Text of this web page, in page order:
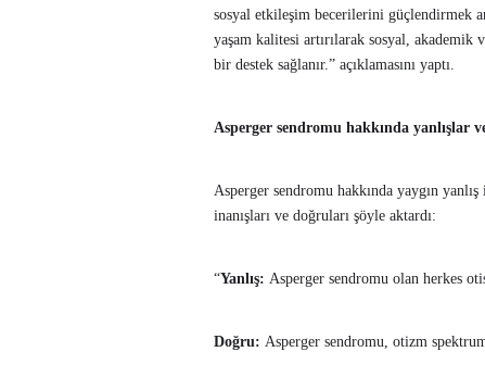
sosyal etkileşim becerilerini güçlendirmek
yaşam kalitesi artırılarak sosyal, akademik
bir destek sağlanır.” açıklamasını yaptı.
Asperger sendromu hakkında yanlışlar
Asperger sendromu hakkında yaygın
inanışları ve doğruları şöyle aktardı:
“Yanlış: Asperger sendromu olan herkes
Doğru: Asperger sendromu, otizm